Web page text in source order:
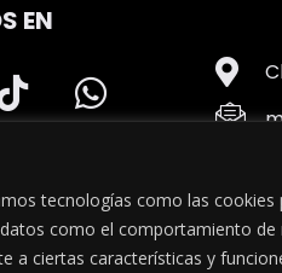
tecnologías como las
como el comportamiento
a ciertas características y
EN